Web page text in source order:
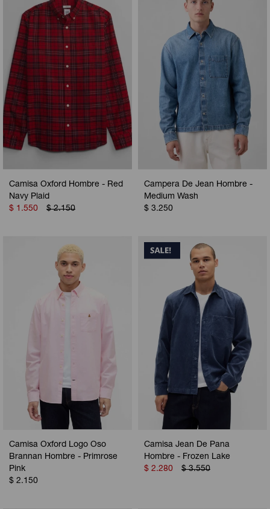
Camisa Oxford Hombre - Red
Navy Plaid
$ 1.550 $ 2.150
Campera De Jean Hombre -
Medium Wash
$ 3.250
Camisa Oxford Logo Oso
Brannan Hombre - Primrose
Pink
$ 2.150
Camisa Jean De Pana
Hombre - Frozen Lake
$ 2.280 $ 3.550
Camperas
Musculosas
Shorts
Vestidos y polleras
Pijamas
Camperas
Chalecos
Shorts
Ropa interior
Polos
Camperas
Chalecos
Ropa interior
Pijamas
Camperas
Pijamas
Sets
Sets